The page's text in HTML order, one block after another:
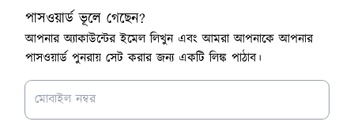
পাসওয়ার্ড ভূলে গেছেন?
আপনার অ্যাকাউন্টের ইমেল লিখুন এবং আমরা আপনাকে আপনার
পাসওয়ার্ড পুনরায় সেট করার জন্য একটি লিঙ্ক পাঠাব।